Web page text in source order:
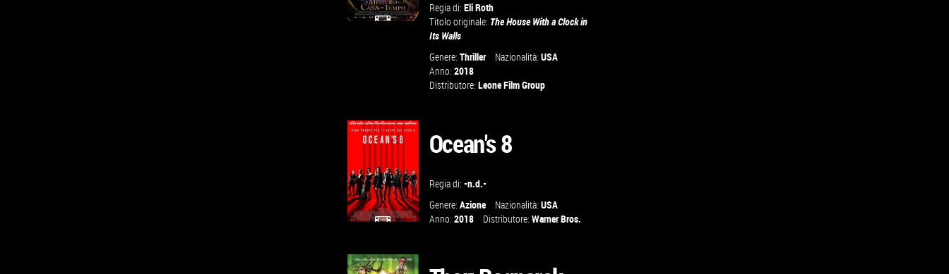
SCHEDA
Regia di: Eli Roth
Titolo originale: The House With a Clock in
Its Walls
Genere: Thriller Nazionalità: USA
Anno: 2018
Distributore: Leone Film Group
TRAILER
Ocean's 8
Regia di: -n.d.-
Genere: Azione Nazionalità: USA
Anno: 2018 Distributore: Warner Bros.